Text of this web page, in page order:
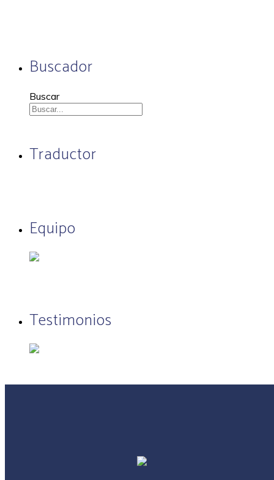
Buscador
Buscar
Traductor
Equipo
Testimonios